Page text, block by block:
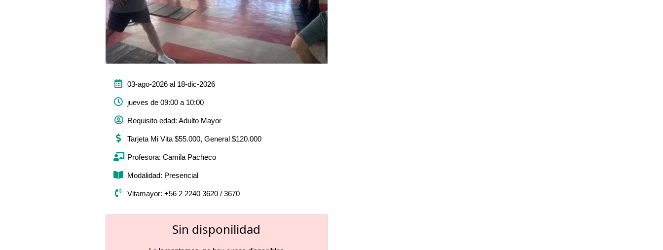
03-ago-2026 al 18-dic-2026
jueves de 09:00 a 10:00
Requisito edad: Adulto Mayor
Tarjeta Mi Vita $55.000, General $120.000
Profesora: Camila Pacheco
Modalidad: Presencial
Vitamayor: +56 2 2240 3620 / 3670
Sin disponilidad